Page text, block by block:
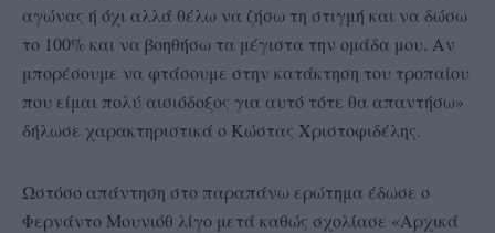
αγώνας ή όχι αλλά θέλω να ζήσω τη στιγμή και να δώσω
το 100% και να βοηθήσω τα μέγιστα την ομάδα μου. Αν
μπορέσουμε να φτάσουμε στην κατάκτηση του τροπαίου
που είμαι πολύ αισιόδοξος για αυτό τότε θα απαντήσω»
δήλωσε χαρακτηριστικά ο Κώστας Χριστοφιδέλης.
Ωστόσο απάντηση στο παραπάνω ερώτημα έδωσε ο
Φερνάντο Μουνιόθ λίγο μετά καθώς σχολίασε «Αρχικά